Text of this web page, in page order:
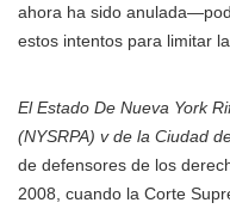
ahora ha sido
estos intentos para limitar
El Estado De Nueva York
(NYSRPA) v de la Ciudad
de defensores de los
2008, cuando la Corte